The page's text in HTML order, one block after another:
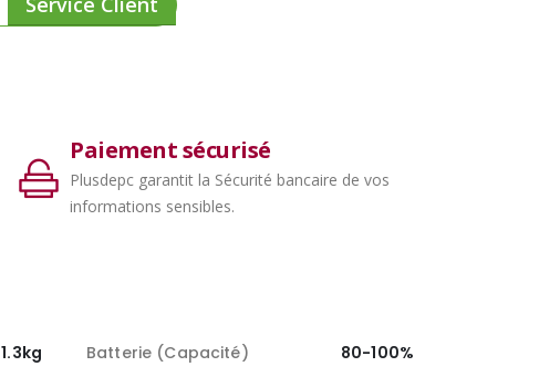
Paiement sécurisé
Plusdepc garantit la Sécurité bancaire de vos
informations sensibles.
1.3kg Batterie (Capacité) 80-100%